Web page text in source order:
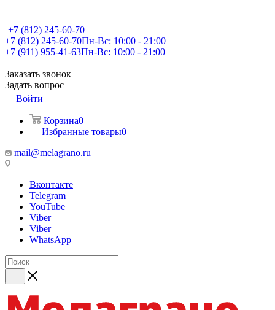
+7 (812) 245-60-70
+7 (812) 245-60-70Пн-Вс: 10:00 - 21:00
+7 (911) 955-41-63Пн-Вс: 10:00 - 21:00
Заказать звонок
Задать вопрос
Войти
Корзина0
Избранные товары0
mail@melagrano.ru
Вконтакте
Telegram
YouTube
Viber
Viber
WhatsApp